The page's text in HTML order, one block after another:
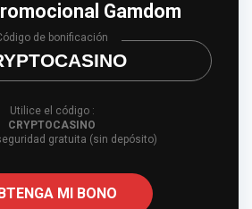
Gamdom
de bonificación
Utilice el código :
CRYPTOCASINO
gratuita (sin depósito)
MI BONO